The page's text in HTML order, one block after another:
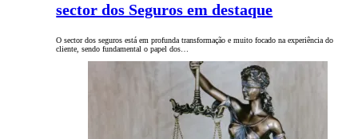
sector dos Seguros em destaque
O sector dos seguros está em profunda transformação e muito focado na experiência do
cliente, sendo fundamental o papel dos…